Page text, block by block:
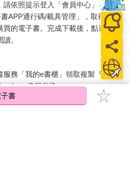
請依照提示登入「會員中心」→「我
APP通行碼/載具管理」，取得通行
買的電子書。完成下載後，點選任一
。
務「我的e書櫃」領取複製『兌換
進行兌換。
所購買的電子書僅能以金石堂專屬
書